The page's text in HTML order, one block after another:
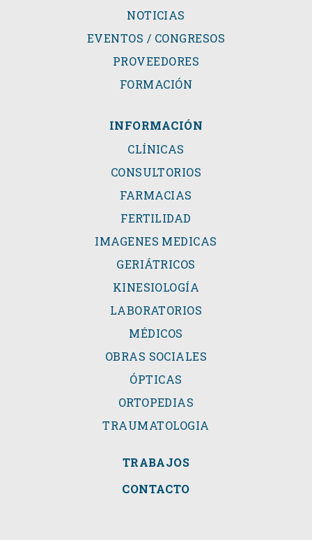
NOTICIAS
EVENTOS / CONGRESOS
PROVEEDORES
FORMACIÓN
INFORMACIÓN
CLÍNICAS
CONSULTORIOS
FARMACIAS
FERTILIDAD
IMAGENES MEDICAS
GERIÁTRICOS
KINESIOLOGÍA
LABORATORIOS
MÉDICOS
OBRAS SOCIALES
ÓPTICAS
ORTOPEDIAS
TRAUMATOLOGIA
TRABAJOS
CONTACTO